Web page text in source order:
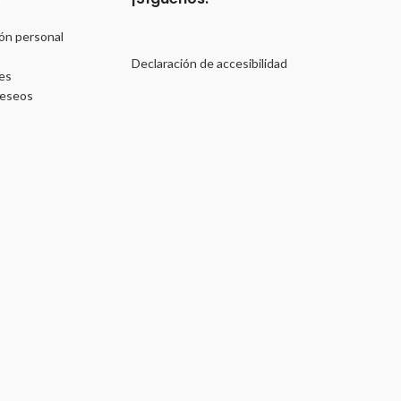
personal
Declaración de accesibilidad